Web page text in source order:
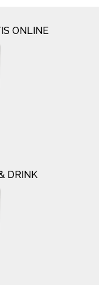
ONLINE
DRINK